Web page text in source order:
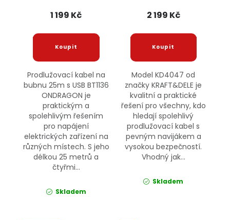
1 199 Kč
Prodlužovací kabel na
bubnu 25m s USB BT1136
ONDRAGON je
praktickým a
spolehlivým řešením
pro napájení
elektrických zařízení na
různých místech. S jeho
délkou 25 metrů a
čtyřmi...
Skladem
2 199 Kč
Model KD4047 od
značky KRAFT&DELE je
kvalitní a praktické
řešení pro všechny, kdo
hledají spolehlivý
prodlužovací kabel s
pevným navijákem a
vysokou bezpečností.
Vhodný jak...
Skladem